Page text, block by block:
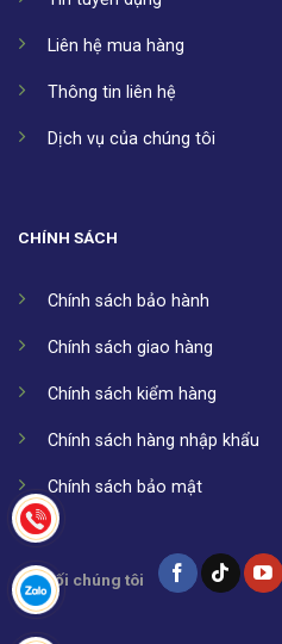
Liên hệ mua hàng
Thông tin liên hệ
Dịch vụ của chúng tôi
CHÍNH SÁCH
Chính sách bảo hành
Chính sách giao hàng
Chính sách kiểm hàng
Chính sách hàng nhập khẩu
Chính sách bảo mật
Kết nối chúng tôi